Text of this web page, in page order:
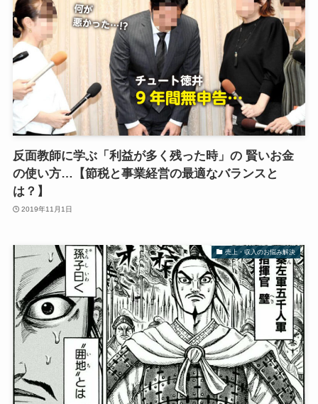
反面教師に学ぶ「利益が多く残った時」の 賢いお金
の使い方…【節税と事業経営の最適なバランスと
は？】
2019年11月1日
売上・収入のお悩み解決